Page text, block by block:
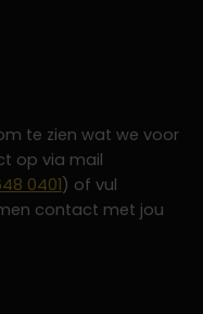
te zien wat we voor
op via mail
0401) of vul
contact met jou